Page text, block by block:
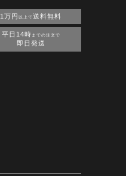
1万円 以上で送料無料
平日14時 までの注文で
即日発送